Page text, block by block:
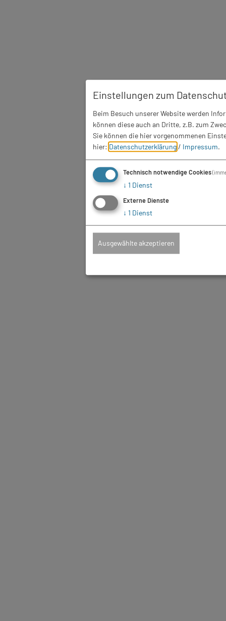
Einstellungen zum
Beim Besuch unserer Website werden
können diese auch an Dritte, z.B. zum
Sie können die hier vorgenommenen
hier: Datenschutzerklärung / Impressum.
Technisch notwendige Cookies
↓ 1 Dienst
Externe Dienste
↓ 1 Dienst
Ausgewählte akzeptieren